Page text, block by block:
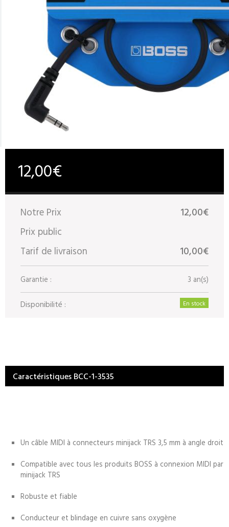
12,00€
Notre Prix
12,00€
Prix public
Tarif de livraison
10,00€
Garantie : 3 an(s)
Disponibilité : En stock
Caractéristiques BCC-1-3535
Un câble MIDI à connecteurs minijack TRS 3,5 mm à angle droit
Compatible avec tous les produits BOSS à connexion MIDI par
minijack TRS
Robuste et fiable
Conducteur et blindage en cuivre sans oxygène